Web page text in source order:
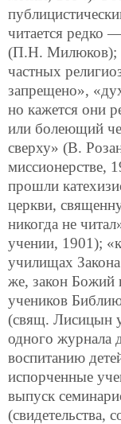
читается редко
(П.Н. Милюков);
частных
запрещено»,
но кажется они
или болеющий
сверху» (В.
миссионерстве,
прошли
церкви,
никогда не
учении, 1901);
училищах
же, закон Божий
учеников
(свящ. Лисицын
одного журнала
воспитанию
испорченные
выпуск
(свидетельства,